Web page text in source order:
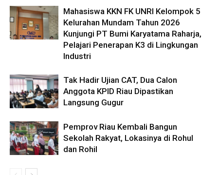
Mahasiswa KKN FK UNRI Kelompok 5
Kelurahan Mundam Tahun 2026
Kunjungi PT Bumi Karyatama Raharja,
Pelajari Penerapan K3 di Lingkungan
Industri
Tak Hadir Ujian CAT, Dua Calon
Anggota KPID Riau Dipastikan
Langsung Gugur
Pemprov Riau Kembali Bangun
Sekolah Rakyat, Lokasinya di Rohul
dan Rohil